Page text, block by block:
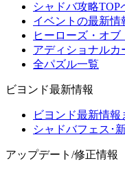
シャドバ攻略TOP
イベントの最新情
ヒーローズ・オ
アディショナルカ
全パズル一覧
ビヨンド最新情報
ビヨンド最新情報
シャドバフェス･
アップデート/修正情報